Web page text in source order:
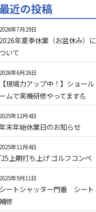
最近の投稿
2026年夏季休業（お盆休み）に
ついて
2026年7月29日
【現場力アップ中！】ショール
ームで実機研修やってます💪
2026年6月26日
末年始休業日のお知らせ
2025年12月4日
’25上期打ち上げ ゴルフコンペ
2025年11月4日
シートシャッター門番 シート
補修
2025年9月11日